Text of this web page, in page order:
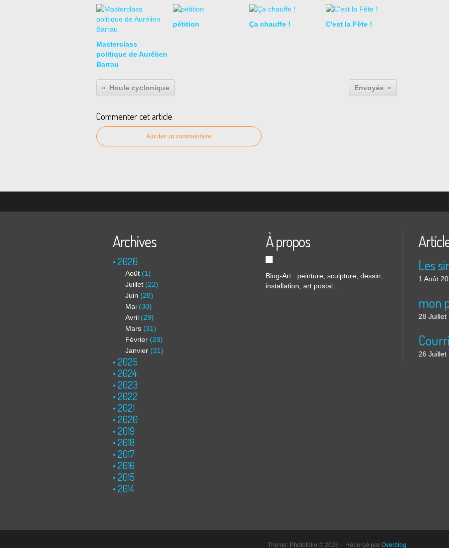
Masterclass
politique de Aurélien
Barrau
pétition Ça chauffe ! C'est la Fête !
Houle cyclonique Envoyés
Commenter cet article
Ajouter un commentaire
Archives
2026
Août (1)
Juillet (22)
Juin (28)
Mai (30)
Avril (29)
Mars (31)
Février (28)
Janvier (31)
2025
2024
2023
2022
2021
2020
2019
2018
2017
2016
2015
2014
À propos
Blog-Art : peinture, sculpture, dessin,
installation, art postal...
1 Août
mon
28 Juillet
26 Juillet
Theme: Photofolio © 2026 - Hébergé par Overblog